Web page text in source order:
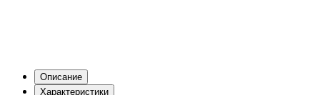
Описание
Характеристики